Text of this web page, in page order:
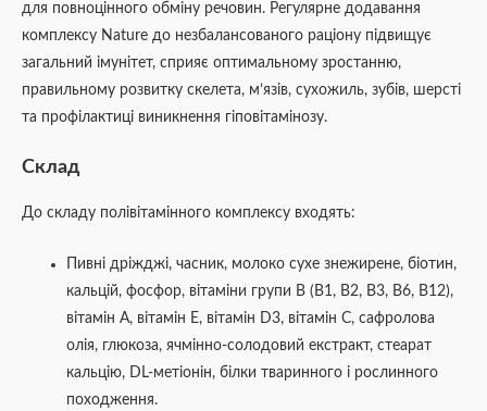
для повноцінного обміну речовин. Регулярне додавання
комплексу Nature до незбалансованого раціону підвищує
загальний імунітет, сприяє оптимальному зростанню,
правильному розвитку скелета, м’язів, сухожиль, зубів, шерсті
та профілактиці виникнення гіповітамінозу.
Склад
До складу полівітамінного комплексу входять:
Пивні дріжджі, часник, молоко сухе знежирене, біотин,
кальцій, фосфор, вітаміни групи В (В1, В2, В3, В6, В12),
вітамін А, вітамін Е, вітамін D3, вітамін С, сафролова
олія, глюкоза, ячмінно-солодовий екстракт, стеарат
кальцію, DL-метіонін, білки тваринного і рослинного
походження.